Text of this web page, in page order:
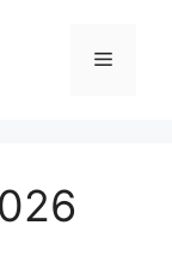
Menu